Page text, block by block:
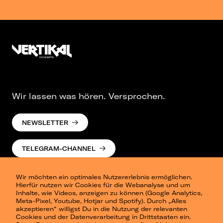
Wir möchten ein optimales Nutzererlebnis ermöglichen.
Hierfür nutzen wir Cookies für die Webanalyse und um
Inhalte, wie Videos, anzeigen zu können (Google Analytics,
Meta-Pixel, Youtube, Hotjar und Spotify). Durch „Alles
akzeptieren“ willigst Du in die Nutzung der relevanten
Cookies und der Datenverarbeitung in Drittstaaten ein.
Wir lassen was hören. Versprochen.
NEWSLETTER
TELEGRAM-CHANNEL
Presse